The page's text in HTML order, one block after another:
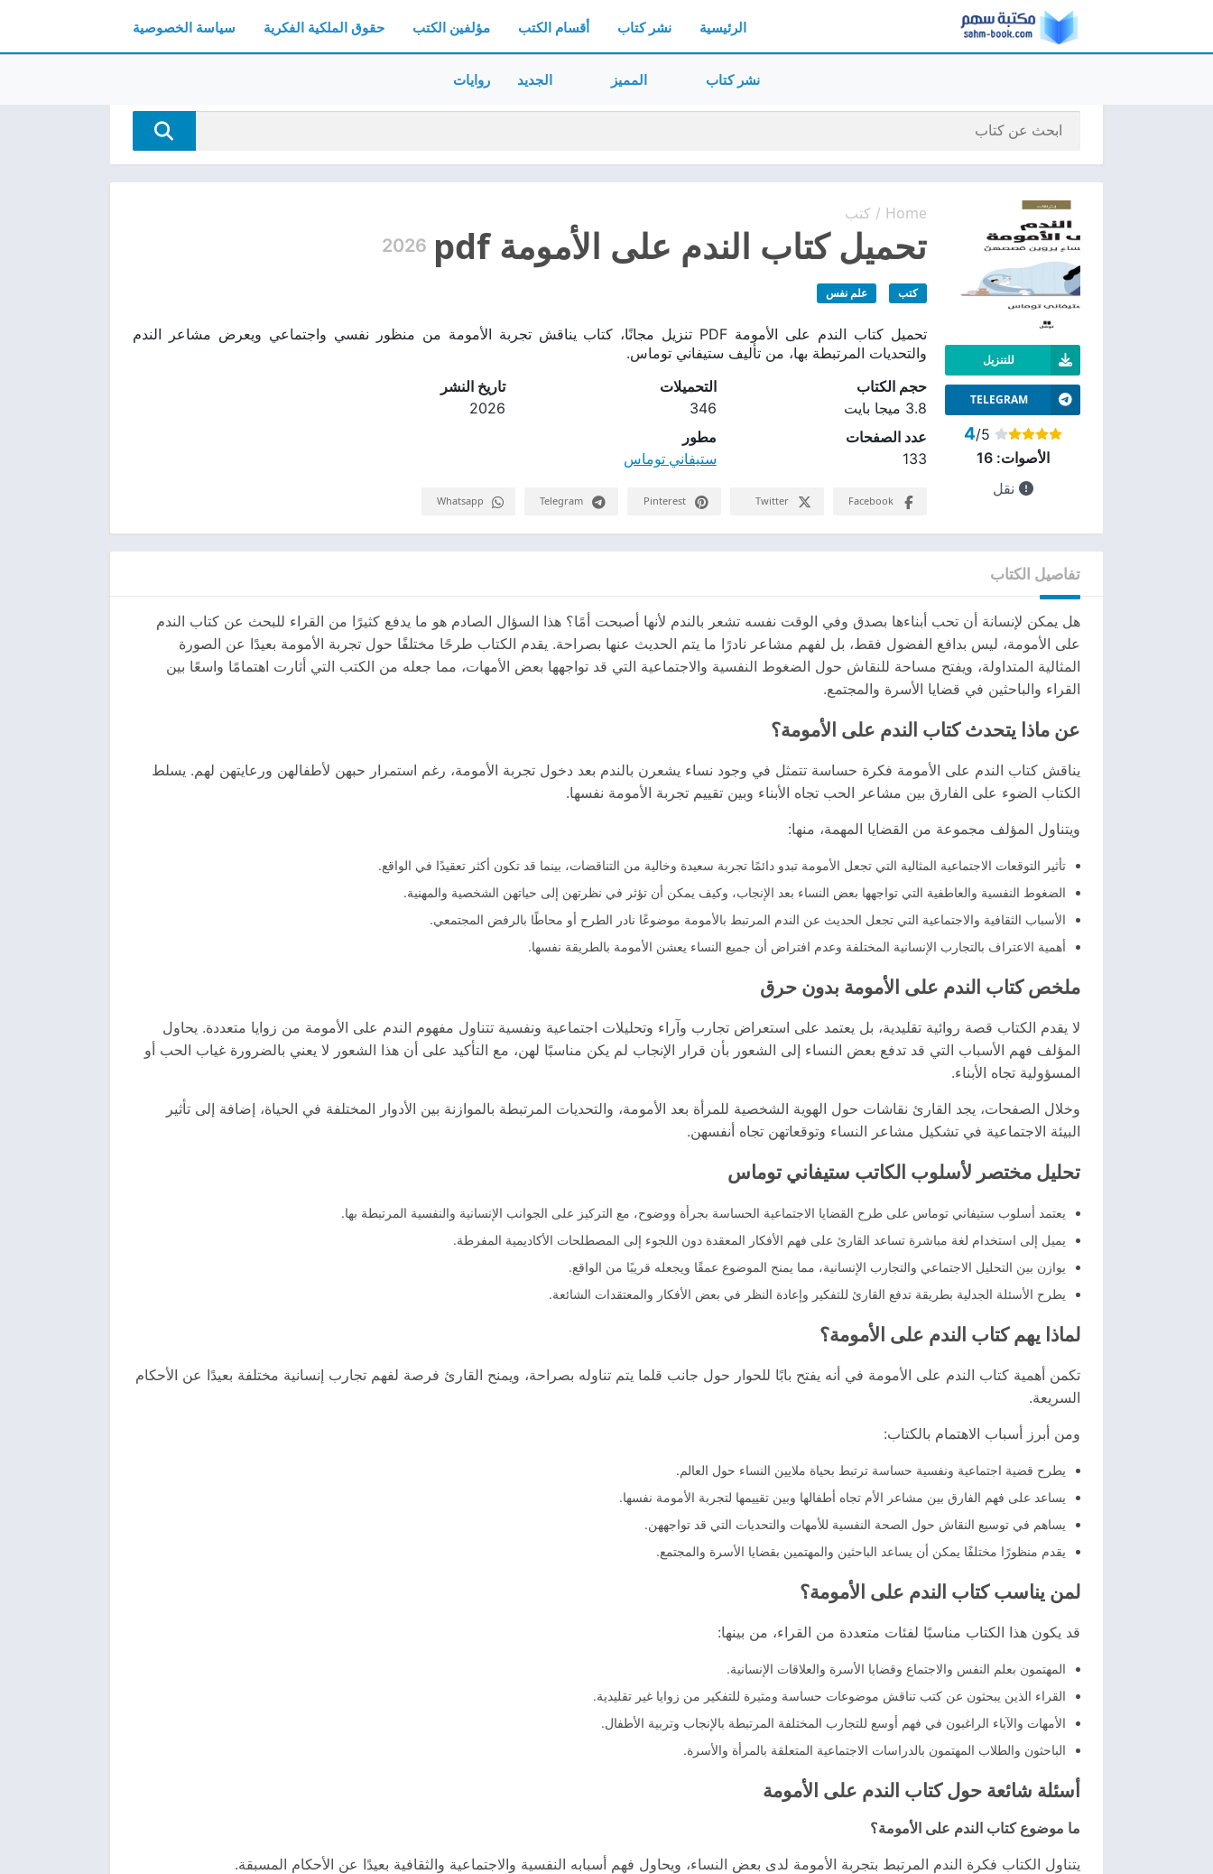
الرئيسية نشر كتاب أقسام الكتب مؤلفين الكتب حقوق الملكية الفكرية سياسة الخصوصية
نشر كتاب المميز الجديد روايات
Home
/ كتب
تحميل كتاب الندم على الأمومة pdf 2026
كتب علم نفس
تحميل كتاب الندم على الأمومة PDF تنزيل مجانًا، كتاب يناقش تجربة الأمومة من منظور نفسي واجتماعي ويعرض مشاعر الندم
والتحديات المرتبطة بها، من تأليف ستيفاني توماس.
للتنزيل
TELEGRAM
4/5
الأصوات:16
نقل
حجم الكتاب
3.8 ميجا بايت
التحميلات
346
تاريخ النشر
2026
عدد الصفحات
133
مطور
ستيفاني توماس
Facebook
Twitter
Pinterest
Telegram
Whatsapp
تفاصيل الكتاب
هل يمكن لإنسانة أن تحب أبناءها بصدق وفي الوقت نفسه تشعر بالندم لأنها أصبحت أمًا؟ هذا السؤال الصادم هو ما يدفع كثيرًا من القراء للبحث عن كتاب الندم
على الأمومة، ليس بدافع الفضول فقط، بل لفهم مشاعر نادرًا ما يتم الحديث عنها بصراحة. يقدم الكتاب طرحًا مختلفًا حول تجربة الأمومة بعيدًا عن الصورة
المثالية المتداولة، ويفتح مساحة للنقاش حول الضغوط النفسية والاجتماعية التي قد تواجهها بعض الأمهات، مما جعله من الكتب التي أثارت اهتمامًا واسعًا بين
القراء والباحثين في قضايا الأسرة والمجتمع.
عن ماذا يتحدث كتاب الندم على الأمومة؟
يناقش كتاب الندم على الأمومة فكرة حساسة تتمثل في وجود نساء يشعرن بالندم بعد دخول تجربة الأمومة، رغم استمرار حبهن لأطفالهن ورعايتهن لهم. يسلط
الكتاب الضوء على الفارق بين مشاعر الحب تجاه الأبناء وبين تقييم تجربة الأمومة نفسها.
ويتناول المؤلف مجموعة من القضايا المهمة، منها:
تأثير التوقعات الاجتماعية المثالية التي تجعل الأمومة تبدو دائمًا تجربة سعيدة وخالية من التناقضات، بينما قد تكون أكثر تعقيدًا في الواقع.
الضغوط النفسية والعاطفية التي تواجهها بعض النساء بعد الإنجاب، وكيف يمكن أن تؤثر في نظرتهن إلى حياتهن الشخصية والمهنية.
الأسباب الثقافية والاجتماعية التي تجعل الحديث عن الندم المرتبط بالأمومة موضوعًا نادر الطرح أو محاطًا بالرفض المجتمعي.
أهمية الاعتراف بالتجارب الإنسانية المختلفة وعدم افتراض أن جميع النساء يعشن الأمومة بالطريقة نفسها.
ملخص كتاب الندم على الأمومة بدون حرق
لا يقدم الكتاب قصة روائية تقليدية، بل يعتمد على استعراض تجارب وآراء وتحليلات اجتماعية ونفسية تتناول مفهوم الندم على الأمومة من زوايا متعددة. يحاول
المؤلف فهم الأسباب التي قد تدفع بعض النساء إلى الشعور بأن قرار الإنجاب لم يكن مناسبًا لهن، مع التأكيد على أن هذا الشعور لا يعني بالضرورة غياب الحب أو
المسؤولية تجاه الأبناء.
وخلال الصفحات، يجد القارئ نقاشات حول الهوية الشخصية للمرأة بعد الأمومة، والتحديات المرتبطة بالموازنة بين الأدوار المختلفة في الحياة، إضافة إلى تأثير
البيئة الاجتماعية في تشكيل مشاعر النساء وتوقعاتهن تجاه أنفسهن.
تحليل مختصر لأسلوب الكاتب ستيفاني توماس
يعتمد أسلوب ستيفاني توماس على طرح القضايا الاجتماعية الحساسة بجرأة ووضوح، مع التركيز على الجوانب الإنسانية والنفسية المرتبطة بها.
يميل إلى استخدام لغة مباشرة تساعد القارئ على فهم الأفكار المعقدة دون اللجوء إلى المصطلحات الأكاديمية المفرطة.
يوازن بين التحليل الاجتماعي والتجارب الإنسانية، مما يمنح الموضوع عمقًا ويجعله قريبًا من الواقع.
يطرح الأسئلة الجدلية بطريقة تدفع القارئ للتفكير وإعادة النظر في بعض الأفكار والمعتقدات الشائعة.
لماذا يهم كتاب الندم على الأمومة؟
تكمن أهمية كتاب الندم على الأمومة في أنه يفتح بابًا للحوار حول جانب قلما يتم تناوله بصراحة، ويمنح القارئ فرصة لفهم تجارب إنسانية مختلفة بعيدًا عن الأحكام
السريعة.
ومن أبرز أسباب الاهتمام بالكتاب:
يطرح قضية اجتماعية ونفسية حساسة ترتبط بحياة ملايين النساء حول العالم.
يساعد على فهم الفارق بين مشاعر الأم تجاه أطفالها وبين تقييمها لتجربة الأمومة نفسها.
يساهم في توسيع النقاش حول الصحة النفسية للأمهات والتحديات التي قد تواجههن.
يقدم منظورًا مختلفًا يمكن أن يساعد الباحثين والمهتمين بقضايا الأسرة والمجتمع.
لمن يناسب كتاب الندم على الأمومة؟
قد يكون هذا الكتاب مناسبًا لفئات متعددة من القراء، من بينها:
المهتمون بعلم النفس والاجتماع وقضايا الأسرة والعلاقات الإنسانية.
القراء الذين يبحثون عن كتب تناقش موضوعات حساسة ومثيرة للتفكير من زوايا غير تقليدية.
الأمهات والآباء الراغبون في فهم أوسع للتجارب المختلفة المرتبطة بالإنجاب وتربية الأطفال.
الباحثون والطلاب المهتمون بالدراسات الاجتماعية المتعلقة بالمرأة والأسرة.
أسئلة شائعة حول كتاب الندم على الأمومة
ما موضوع كتاب الندم على الأمومة؟
يتناول الكتاب فكرة الندم المرتبط بتجربة الأمومة لدى بعض النساء، ويحاول فهم أسبابه النفسية والاجتماعية والثقافية بعيدًا عن الأحكام المسبقة.